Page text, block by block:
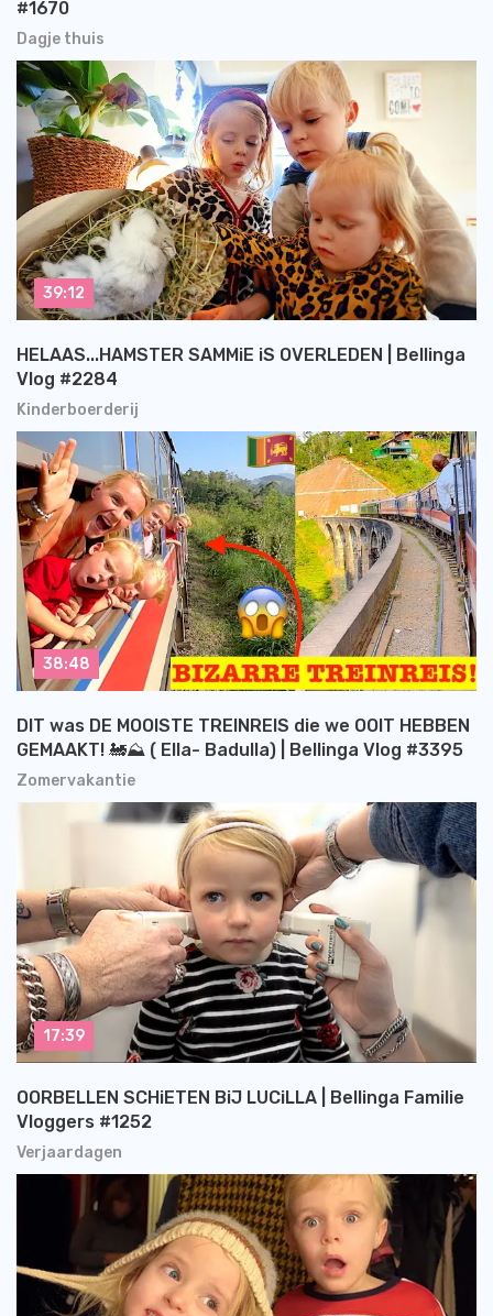
Dagje thuis
#1670
Kinderboerderij
HELAAS...HAMSTER SAMMiE iS OVERLEDEN | Bellinga
Vlog #2284
39:12
Zomervakantie
DIT was DE MOOISTE TREINREIS die we OOIT HEBBEN
GEMAAKT! 🚂⛰️ ( Ella- Badulla) | Bellinga Vlog #3395
38:48
Verjaardagen
OORBELLEN SCHiETEN BiJ LUCiLLA | Bellinga Familie
Vloggers #1252
17:39